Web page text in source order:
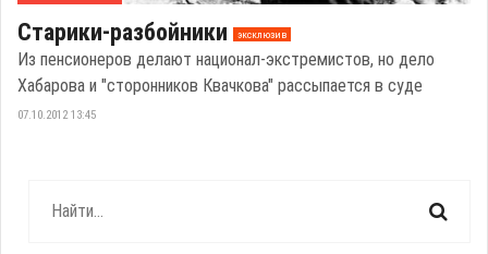
Старики-разбойники эксклюзив
Из пенсионеров делают национал-экстремистов, но дело
Хабарова и "сторонников Квачкова" рассыпается в суде
07.10.2012 13:45